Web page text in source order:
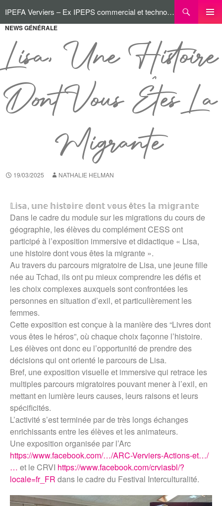
IPEFA Verviers – Ex IPEPS commercial et technologique
NEWS GÉNÉRALE
Lisa, Une Histoire
Dont Vous Êtes La
Migrante
19/03/2025 NATHALIE HELMAN
𝕃𝕚𝕤𝕒, 𝕦𝕟𝕖 𝕙𝕚𝕤𝕥𝕠𝕚𝕣𝕖 𝕕𝕠𝕟𝕥 𝕧𝕠𝕦𝕤 ê𝕥𝕖𝕤 𝕝𝕒 𝕞𝕚𝕘𝕣𝕒𝕟𝕥𝕖
Dans le cadre du module sur les migrations du cours de
géographie, les élèves du complément CESS ont
participé à l’exposition immersive et didactique « Lisa,
une histoire dont vous êtes la migrante ».
Au travers du parcours migratoire de Lisa, une jeune fille
née au Tchad, ils ont pu mieux comprendre les défis et
les choix complexes auxquels sont confrontées les
personnes en situation d’exil, et particulièrement les
femmes.
Cette exposition est conçue à la manière des “Livres dont
vous êtes le héros”, où chaque choix façonne l’histoire.
Les élèves ont donc eu l’opportunité de prendre des
décisions qui ont orienté le parcours de Lisa.
Bref, une exposition visuelle et immersive qui retrace les
multiples parcours migratoires pouvant mener à l’exil, en
mettant en lumière leurs causes, leurs raisons et leurs
spécificités.
L’activité s’est terminée par de très longs échanges
enrichissants entre les élèves et les animateurs.
Une exposition organisée par l’Arc
https://www.facebook.com/…/ARC-Verviers-Actions-et…/
… et le CRVI https://www.facebook.com/crviasbl/?
locale=fr_FR dans le cadre du Festival Interculturalité.